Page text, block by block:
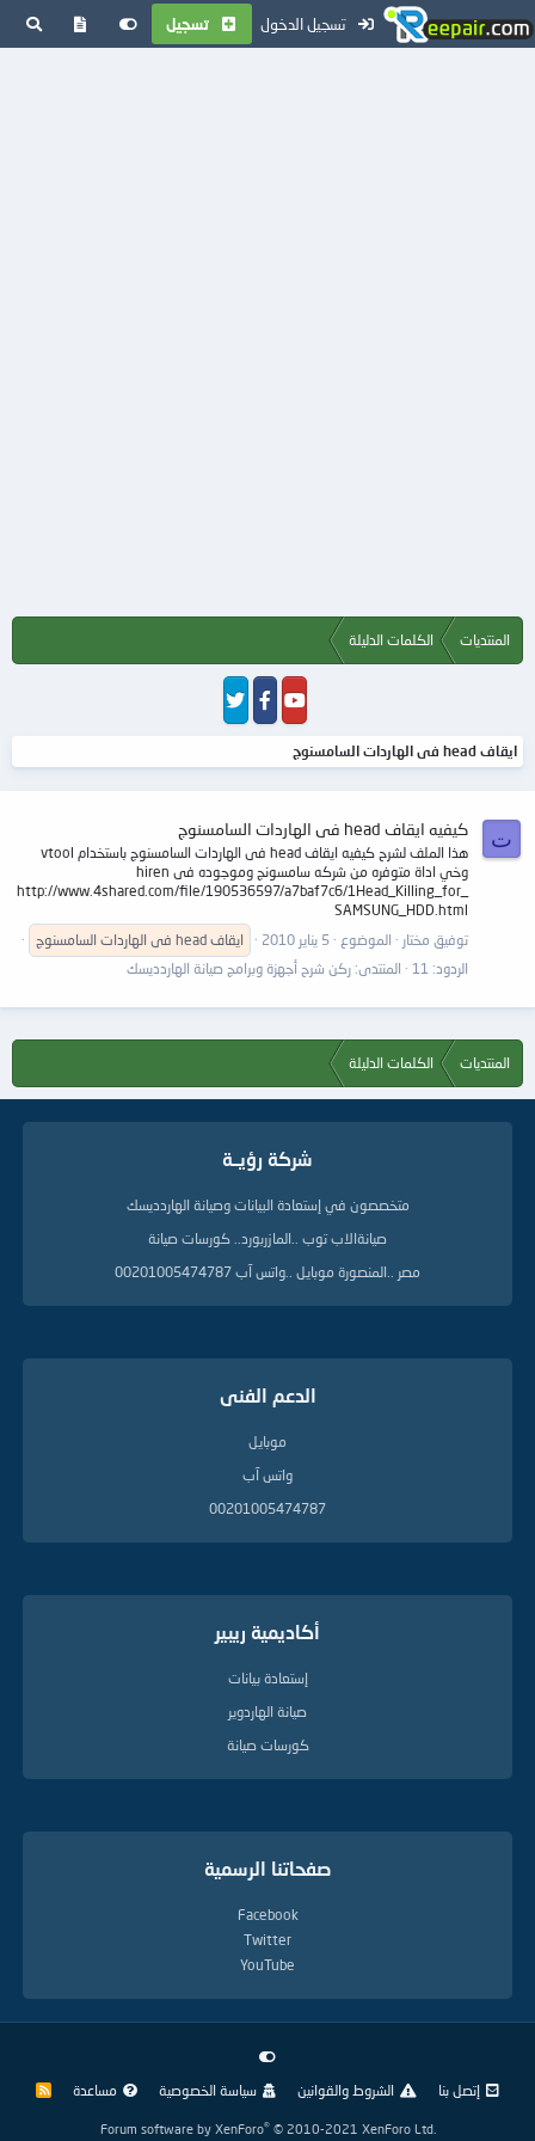
تسجيل الدخول تسجيل
المنتديات الكلمات الدليلة
ايقاف head فى الهاردات السامسنوج
ت كيفيه ايقاف head فى الهاردات السامسنوج
هذا الملف لشرح كيفيه ايقاف head فى الهاردات السامسنوج باستخدام vtool
وخي اداة متوفره من شركه سامسونج وموجوده فى hiren
http://www.4shared.com/file/190536597/a7baf7c6/1Head_Killing_for_
SAMSUNG_HDD.html
توفيق مختار
الموضوع 5 يناير 2010 ايقاف head فى الهاردات السامسنوج
الردود: 11
المنتدى: ركن شرح أجهزة وبرامج صيانة الهاردديسك
المنتديات الكلمات الدليلة
شركة رؤيــة
متخصصون في إستعادة البيانات وصيانة الهاردديسك
صيانةالاب توب ..المازربورد.. كورسات صيانة
مصر ..المنصورة موبايل ..واتس آب 00201005474787
الدعم الفنى
موبايل
واتس آب
00201005474787
أكاديمية ريبير
إستعادة بيانات
صيانة الهاردوير
كورسات صيانة
صفحاتنا الرسمية
Facebook
Twitter
YouTube
إتصل بنا الشروط والقوانين سياسة الخصوصية مساعدة
R
Forum software by XenForo® © 2010-2021 XenForo Ltd.